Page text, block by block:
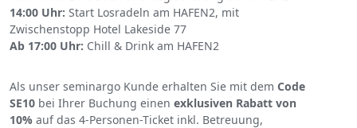
14:00 Uhr: Start Losradeln am HAFEN2, mit
Zwischenstopp Hotel Lakeside 77
Ab 17:00 Uhr: Chill & Drink am HAFEN2
Als unser seminargo Kunde erhalten Sie mit dem Code
SE10 bei Ihrer Buchung einen exklusiven Rabatt von
10% auf das 4-Personen-Ticket inkl. Betreuung,